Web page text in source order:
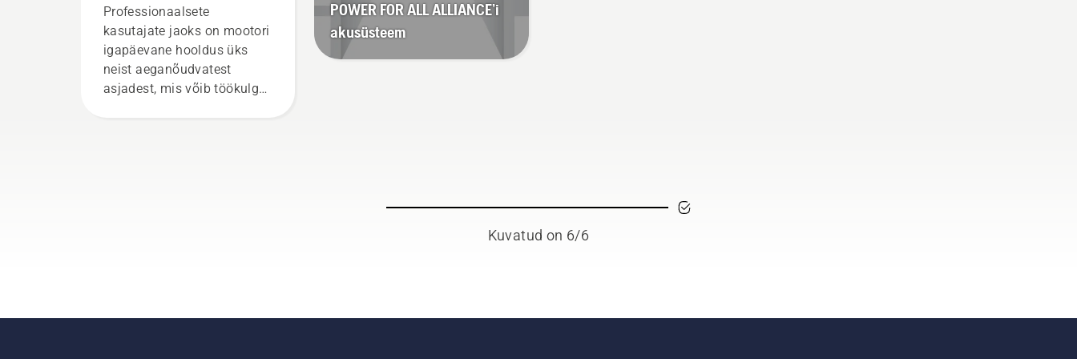
Professionaalsete
kasutajate jaoks on mootori
igapäevane hooldus üks
neist aeganõudvatest
asjadest, mis võib töökulgu
POWER FOR ALL ALLIANCE’i
akusüsteem
Kuvatud on 6/6